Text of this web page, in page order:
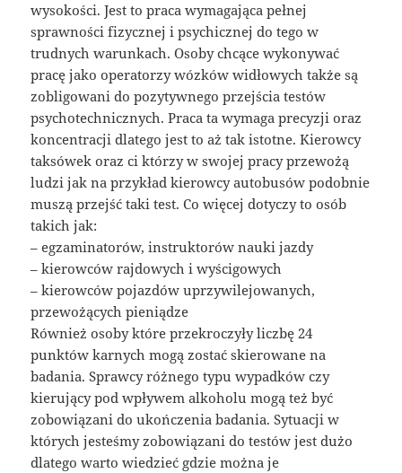
wysokości. Jest to praca wymagająca pełnej
sprawności fizycznej i psychicznej do tego w
trudnych warunkach. Osoby chcące wykonywać
pracę jako operatorzy wózków widłowych także są
zobligowani do pozytywnego przejścia testów
psychotechnicznych. Praca ta wymaga precyzji oraz
koncentracji dlatego jest to aż tak istotne. Kierowcy
taksówek oraz ci którzy w swojej pracy przewożą
ludzi jak na przykład kierowcy autobusów podobnie
muszą przejść taki test. Co więcej dotyczy to osób
takich jak:
– egzaminatorów, instruktorów nauki jazdy
– kierowców rajdowych i wyścigowych
– kierowców pojazdów uprzywilejowanych,
przewożących pieniądze
Również osoby które przekroczyły liczbę 24
punktów karnych mogą zostać skierowane na
badania. Sprawcy różnego typu wypadków czy
kierujący pod wpływem alkoholu mogą też być
zobowiązani do ukończenia badania. Sytuacji w
których jesteśmy zobowiązani do testów jest dużo
dlatego warto wiedzieć gdzie można je